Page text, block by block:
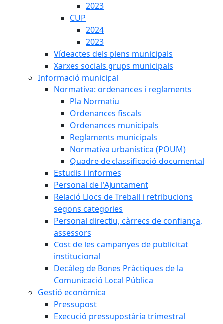
2023
CUP
2024
2023
Vídeactes dels plens municipals
Xarxes socials grups municipals
Informació municipal
Normativa: ordenances i reglaments
Pla Normatiu
Ordenances fiscals
Ordenances municipals
Reglaments municipals
Normativa urbanística (POUM)
Quadre de classificació documental
Estudis i informes
Personal de l'Ajuntament
Relació Llocs de Treball i retribucions
segons categories
Personal directiu, càrrecs de confiança,
assessors
Cost de les campanyes de publicitat
institucional
Decàleg de Bones Pràctiques de la
Comunicació Local Pública
Gestió econòmica
Pressupost
Execució pressupostària trimestral